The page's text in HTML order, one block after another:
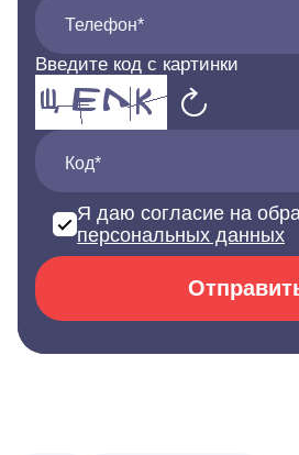
Телефон*
Введите код с картинки
Код*
Я даю согласие на
персональных данных